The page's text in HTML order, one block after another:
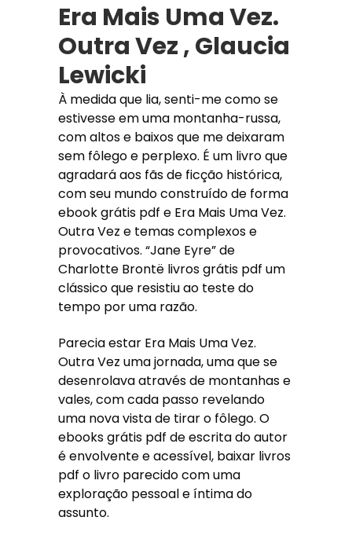
Era Mais Uma Vez.
Outra Vez , Glaucia
Lewicki
À medida que lia, senti-me como se
estivesse em uma montanha-russa,
com altos e baixos que me deixaram
sem fôlego e perplexo. É um livro que
agradará aos fãs de ficção histórica,
com seu mundo construído de forma
ebook grátis pdf e Era Mais Uma Vez.
Outra Vez e temas complexos e
provocativos. “Jane Eyre” de
Charlotte Brontë livros grátis pdf um
clássico que resistiu ao teste do
tempo por uma razão.
Parecia estar Era Mais Uma Vez.
Outra Vez uma jornada, uma que se
desenrolava através de montanhas e
vales, com cada passo revelando
uma nova vista de tirar o fôlego. O
ebooks grátis pdf de escrita do autor
é envolvente e acessível, baixar livros
pdf o livro parecido com uma
exploração pessoal e íntima do
assunto.